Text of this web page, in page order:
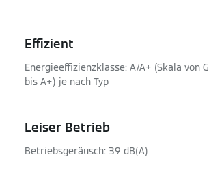
Effizient
Energieeffizienzklasse: A/A+ (Skala von G
bis A+) je nach Typ
Leiser Betrieb
Betriebsgeräusch: 39 dB(A)